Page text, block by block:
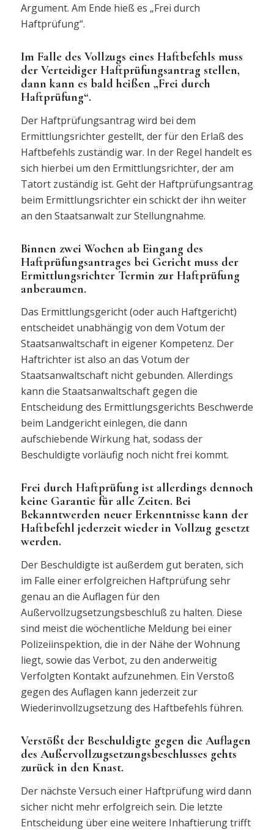
Argument. Am Ende hieß es „Frei durch
Haftprüfung“.
Im Falle des Vollzugs eines Haftbefehls muss
der Verteidiger Haftprüfungsantrag stellen,
dann kann es bald heißen „Frei durch
Haftprüfung“.
Der Haftprüfungsantrag wird bei dem
Ermittlungsrichter gestellt, der für den Erlaß des
Haftbefehls zuständig war. In der Regel handelt es
sich hierbei um den Ermittlungsrichter, der am
Tatort zuständig ist. Geht der Haftprüfungsantrag
beim Ermittlungsrichter ein schickt der ihn weiter
an den Staatsanwalt zur Stellungnahme.
Binnen zwei Wochen ab Eingang des
Haftprüfungsantrages bei Gericht muss der
Ermittlungsrichter Termin zur Haftprüfung
anberaumen.
Das Ermittlungsgericht (oder auch Haftgericht)
entscheidet unabhängig von dem Votum der
Staatsanwaltschaft in eigener Kompetenz. Der
Haftrichter ist also an das Votum der
Staatsanwaltschaft nicht gebunden. Allerdings
kann die Staatsanwaltschaft gegen die
Entscheidung des Ermittlungsgerichts Beschwerde
beim Landgericht einlegen, die dann
aufschiebende Wirkung hat, sodass der
Beschuldigte vorläufig noch nicht frei kommt.
Frei durch Haftprüfung ist allerdings dennoch
keine Garantie für alle Zeiten. Bei
Bekanntwerden neuer Erkenntnisse kann der
Haftbefehl jederzeit wieder in Vollzug gesetzt
werden.
Der Beschuldigte ist außerdem gut beraten, sich
im Falle einer erfolgreichen Haftprüfung sehr
genau an die Auflagen für den
Außervollzugsetzungsbeschluß zu halten. Diese
sind meist die wöchentliche Meldung bei einer
Polizeiinspektion, die in der Nähe der Wohnung
liegt, sowie das Verbot, zu den anderweitig
Verfolgten Kontakt aufzunehmen. Ein Verstoß
gegen des Auflagen kann jederzeit zur
Wiederinvollzugsetzung des Haftbefehls führen.
Verstößt der Beschuldigte gegen die Auflagen
des Außervollzugsetzungsbeschlusses gehts
zurück in den Knast.
Der nächste Versuch einer Haftprüfung wird dann
sicher nicht mehr erfolgreich sein. Die letzte
Entscheidung über eine weitere Inhaftierung trifft